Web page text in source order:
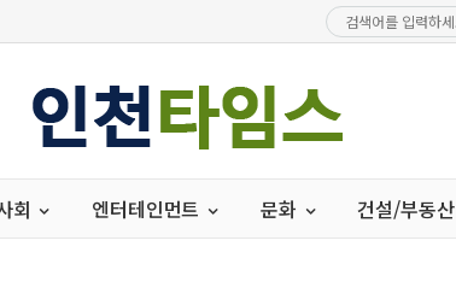
회 엔터테인먼트 문화 건설/부동산